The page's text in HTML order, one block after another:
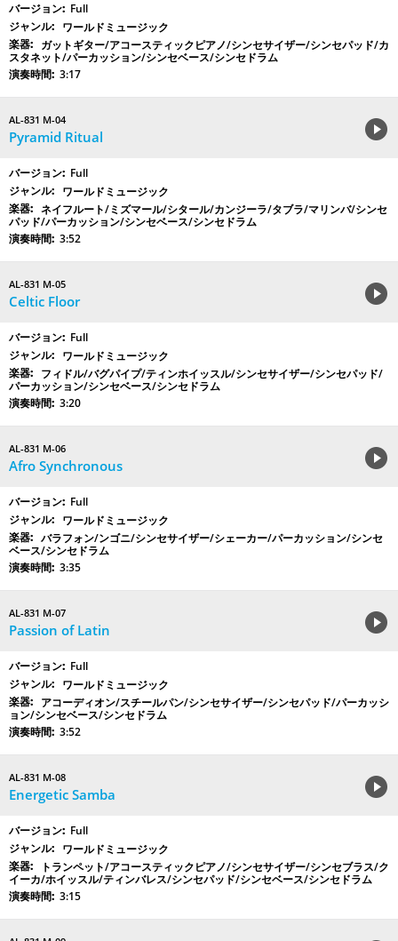
Full
ワールドミュージック
ガットギター/アコースティックピアノ/シンセサイザー/シンセパッド/カ
スタネット/パーカッション/シンセベース/シンセドラム
3:17
AL-831 M-04
Pyramid Ritual
Full
ワールドミュージック
ネイフルート/ミズマール/シタール/カンジーラ/タブラ/マリンバ/シンセ
パッド/パーカッション/シンセベース/シンセドラム
3:52
AL-831 M-05
Celtic Floor
Full
ワールドミュージック
フィドル/バグパイプ/ティンホイッスル/シンセサイザー/シンセパッド/
パーカッション/シンセベース/シンセドラム
3:20
AL-831 M-06
Afro Synchronous
Full
ワールドミュージック
バラフォン/ンゴニ/シンセサイザー/シェーカー/パーカッション/シンセ
ベース/シンセドラム
3:35
AL-831 M-07
Passion of Latin
Full
ワールドミュージック
アコーディオン/スチールパン/シンセサイザー/シンセパッド/パーカッシ
ョン/シンセベース/シンセドラム
3:52
AL-831 M-08
Energetic Samba
Full
ワールドミュージック
トランペット/アコースティックピアノ/シンセサイザー/シンセブラス/ク
イーカ/ホイッスル/ティンバレス/シンセパッド/シンセベース/シンセドラム
3:15